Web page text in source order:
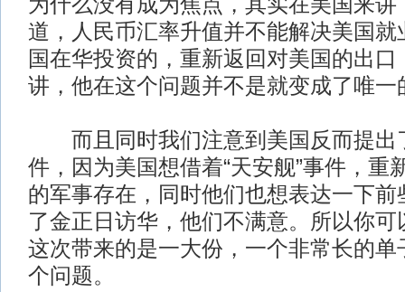
道，人民币汇率升值并不能解决美国就
国在华投资的，重新返回对美国的出口
讲，他在这个问题并不是就变成了唯一
而且同时我们注意到美国反而提出
件，因为美国想借着“天安舰”事件，重
的军事存在，同时他们也想表达一下前
了金正日访华，他们不满意。所以你
这次带来的是一大份，一个非常长的单
个问题。